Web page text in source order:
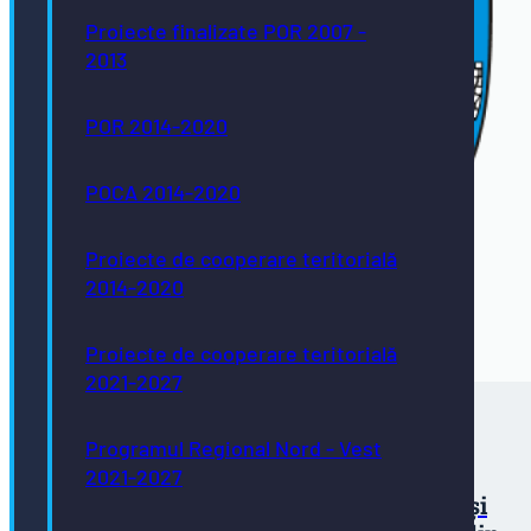
Proiecte finalizate POR 2007 -
2013
POR 2014-2020
POCA 2014-2020
Proiecte de cooperare teritorială
2014-2020
Proiecte de cooperare teritorială
2021-2027
Programul Regional Nord - Vest
2021-2027
Primăria Municipiului Bistrița anunță
finalizarea proiectului „Modernizarea și